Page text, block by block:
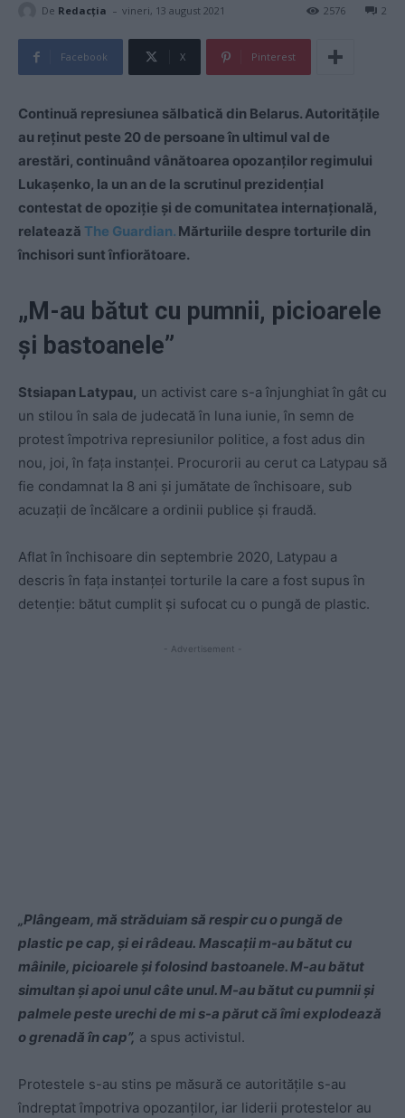
De Redacţia - vineri, 13 august 2021 2
2576
Facebook X Pinterest
Continuă represiunea sălbatică din Belarus. Autoritățile
au reținut peste 20 de persoane în ultimul val de
arestări, continuând vânătoarea opozanților regimului
Lukașenko, la un an de la scrutinul prezidențial
contestat de opoziție și de comunitatea internațională,
relatează The Guardian. Mărturiile despre torturile din
închisori sunt înfiorătoare.
„M-au bătut cu pumnii, picioarele
și bastoanele”
Stsiapan Latypau, un activist care s-a înjunghiat în gât cu
un stilou în sala de judecată în luna iunie, în semn de
protest împotriva represiunilor politice, a fost adus din
nou, joi, în fața instanței. Procurorii au cerut ca Latypau să
fie condamnat la 8 ani și jumătate de închisoare, sub
acuzații de încălcare a ordinii publice și fraudă.
Aflat în închisoare din septembrie 2020, Latypau a
descris în fața instanței torturile la care a fost supus în
detenție: bătut cumplit și sufocat cu o pungă de plastic.
- Advertisement -
„Plângeam, mă străduiam să respir cu o pungă de
plastic pe cap, și ei râdeau. Mascații m-au bătut cu
mâinile, picioarele și folosind bastoanele. M-au bătut
simultan și apoi unul câte unul. M-au bătut cu pumnii și
palmele peste urechi de mi s-a părut că îmi explodează
o grenadă în cap”, a spus activistul.
Protestele s-au stins pe măsură ce autoritățile s-au
îndreptat împotriva opozanților, iar liderii protestelor au